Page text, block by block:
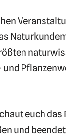
euch
und